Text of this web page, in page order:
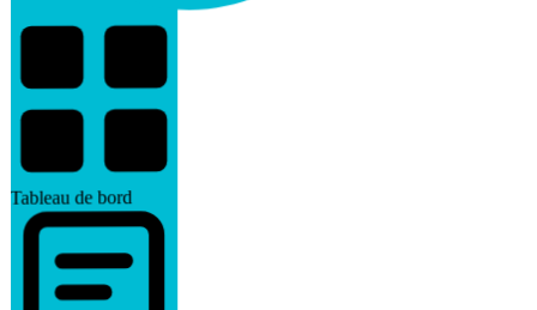
Tableau de bord